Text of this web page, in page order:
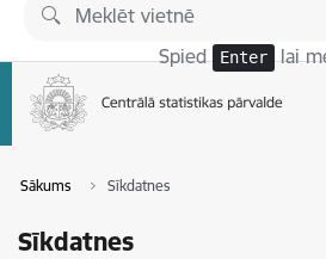
Pāriet uz lapas saturu
Spied Enter lai
Sākums Sīkdatnes
Sīkdatnes